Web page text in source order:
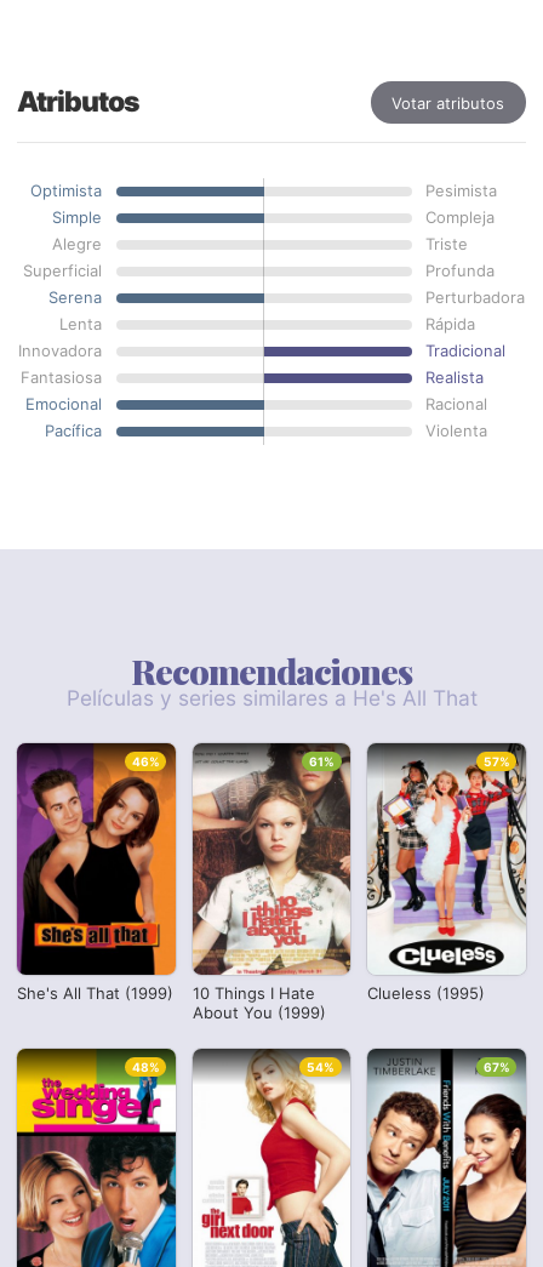
Atributos Votar atributos
Optimista
Pesimista
Simple
Compleja
Alegre
Triste
Superficial
Profunda
Serena
Perturbadora
Lenta
Rápida
Innovadora
Tradicional
Fantasiosa
Realista
Emocional
Racional
Pacífica
Violenta
Recomendaciones
Películas y series similares a He's All That
She's All That (1999)
46%
10 Things I Hate
About You (1999)
61%
Clueless (1995)
57%
48% 54% 67%